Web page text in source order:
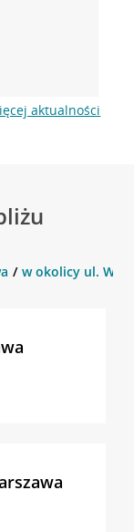
aktualności
w okolicy ul.